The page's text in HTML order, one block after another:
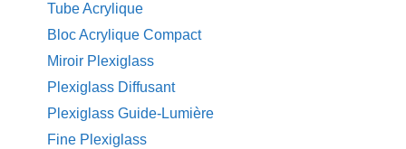
Tube Acrylique
Bloc Acrylique Compact
Miroir Plexiglass
Plexiglass Diffusant
Plexiglass Guide-Lumière
Fine Plexiglass